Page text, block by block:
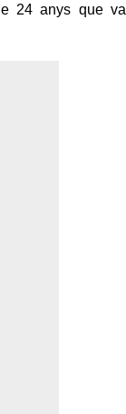
24 anys que va